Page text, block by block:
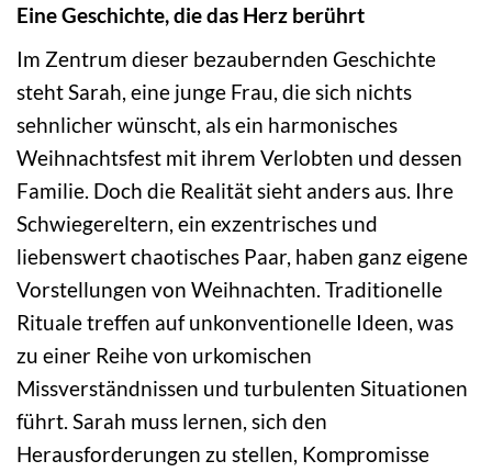
Eine Geschichte, die das Herz berührt
Im Zentrum dieser bezaubernden Geschichte
steht Sarah, eine junge Frau, die sich nichts
sehnlicher wünscht, als ein harmonisches
Weihnachtsfest mit ihrem Verlobten und dessen
Familie. Doch die Realität sieht anders aus. Ihre
Schwiegereltern, ein exzentrisches und
liebenswert chaotisches Paar, haben ganz eigene
Vorstellungen von Weihnachten. Traditionelle
Rituale treffen auf unkonventionelle Ideen, was
zu einer Reihe von urkomischen
Missverständnissen und turbulenten Situationen
führt. Sarah muss lernen, sich den
Herausforderungen zu stellen, Kompromisse